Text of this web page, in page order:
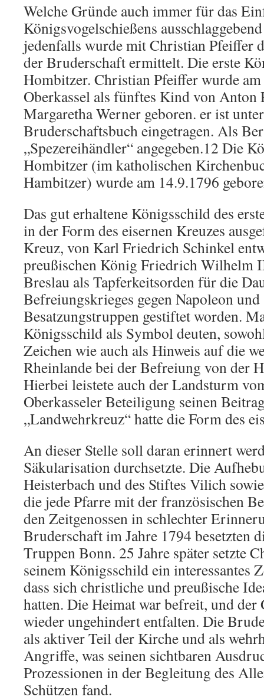
Welche Gründe auch immer für das
Königsvogelschießens
jedenfalls wurde mit Christian Pfeiffer
der Bruderschaft ermittelt. Die erste
Hombitzer. Christian Pfeiffer wurde
Oberkassel als fünftes Kind von Anton
Margaretha Werner geboren. er ist
Bruderschaftsbuch eingetragen. Als
„Spezereihändler“ angegeben.12 Die
Hombitzer (im katholischen
Hambitzer) wurde am 14.9.1796
Das gut erhaltene Königsschild des
in der Form des eisernen Kreuzes
Kreuz, von Karl Friedrich Schinkel
preußischen König Friedrich Wilhelm
Breslau als Tapferkeitsorden für die
Befreiungskrieges gegen Napoleon und
Besatzungstruppen gestiftet worden.
Königsschild als Symbol deuten,
Zeichen wie auch als Hinweis auf die
Rheinlande bei der Befreiung von der
Hierbei leistete auch der Landsturm
Oberkasseler Beteiligung seinen
„Landwehrkreuz“ hatte die Form des
An dieser Stelle soll daran erinnert
Säkularisation durchsetzte. Die
Heisterbach und des Stiftes Vilich
die jede Pfarre mit der französischen
den Zeitgenossen in schlechter
Bruderschaft im Jahre 1794 besetzten
Truppen Bonn. 25 Jahre später setzte
seinem Königsschild ein interessantes
dass sich christliche und preußische
hatten. Die Heimat war befreit, und der
wieder ungehindert entfalten. Die
als aktiver Teil der Kirche und als
Angriffe, was seinen sichtbaren
Prozessionen in der Begleitung des
Schützen fand.